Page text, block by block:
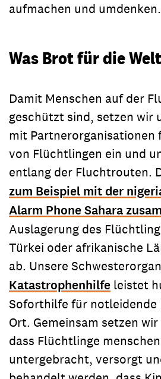
aufmachen und umdenken.
Was Brot für die
Damit Menschen auf der
geschützt sind, setzen wir
mit Partnerorganisationen
von Flüchtlingen ein und
entlang der Fluchtrouten.
zum Beispiel mit der
Alarm Phone Sahara
Auslagerung des
Türkei oder afrikanische
ab. Unsere
Katastrophenhilfe leistet
Soforthilfe für notleidende
Ort. Gemeinsam setzen
dass Flüchtlinge
untergebracht, versorgt